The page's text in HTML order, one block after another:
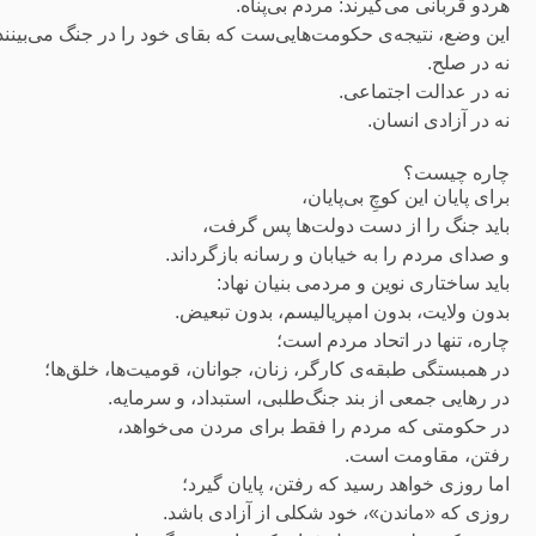
هردو قربانی می‌گیرند: مردم بی‌پناه.
این وضع، نتیجه‌ی حکومت‌هایی‌ست که بقای خود را در جنگ
نه در صلح.
نه در عدالت اجتماعی.
نه در آزادی انسان.
چاره چیست؟
برای پایان این کوچِ بی‌پایان،
باید جنگ را از دست دولت‌ها پس گرفت،
و صدای مردم را به خیابان و رسانه بازگرداند.
باید ساختاری نوین و مردمی بنیان نهاد:
بدون ولایت، بدون امپریالیسم، بدون تبعیض.
چاره، تنها در اتحاد مردم است؛
در همبستگی طبقه‌ی کارگر، زنان، جوانان، قومیت‌ها، خلق‌ها؛
در رهایی جمعی از بند جنگ‌طلبی، استبداد، و سرمایه.
در حکومتی که مردم را فقط برای مردن می‌خواهد،
رفتن، مقاومت است.
اما روزی خواهد رسید که رفتن، پایان گیرد؛
روزی که «ماندن»، خود شکلی از آزادی باشد.